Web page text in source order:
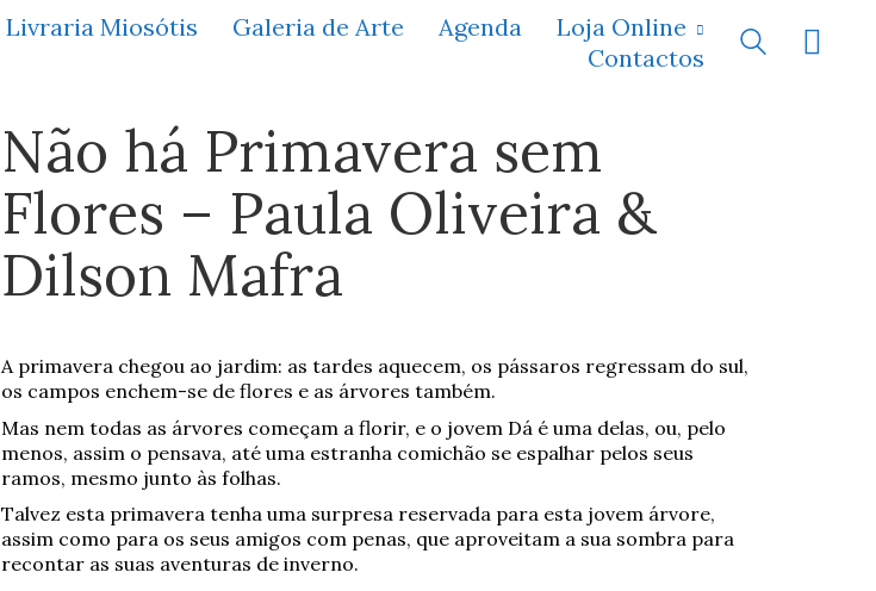
Livraria Miosótis Galeria de Arte Agenda
Loja Online
Contactos
Não há Primavera sem
Flores – Paula Oliveira &
Dilson Mafra
A primavera chegou ao jardim: as tardes aquecem, os pássaros regressam do sul,
os campos enchem-se de flores e as árvores também.
Mas nem todas as árvores começam a florir, e o jovem Dá é uma delas, ou, pelo
menos, assim o pensava, até uma estranha comichão se espalhar pelos seus
ramos, mesmo junto às folhas.
Talvez esta primavera tenha uma surpresa reservada para esta jovem árvore,
assim como para os seus amigos com penas, que aproveitam a sua sombra para
recontar as suas aventuras de inverno.